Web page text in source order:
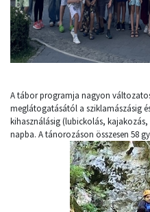
A tábor programja nagyon
meglátogatásától a sziklamászásig
kihasználásig (lubickolás,
napba. A tánorozáson összesen 58